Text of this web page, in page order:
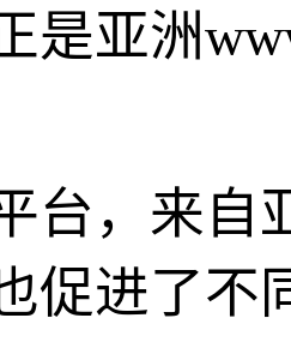
是亚洲
台，来自
促进了不